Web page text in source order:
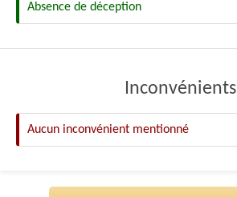
Absence de déception
Inconvénients
Aucun inconvénient mentionné